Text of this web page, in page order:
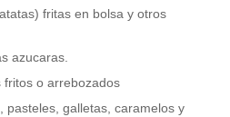
fritas en bolsa y otros
azucaras.
o arrebozados
pasteles, galletas, caramelos y